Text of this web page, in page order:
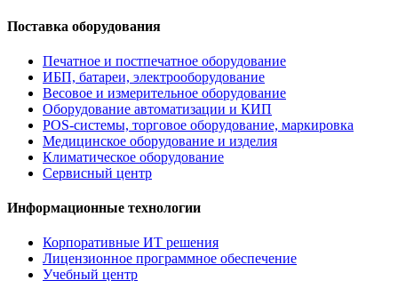
Поставка оборудования
Печатное и постпечатное оборудование
ИБП, батареи, электрооборудование
Весовое и измерительное оборудование
Оборудование автоматизации и КИП
POS-системы, торговое оборудование, маркировка
Медицинское оборудование и изделия
Климатическое оборудование
Сервисный центр
Информационные технологии
Корпоративные ИТ решения
Лицензионное программное обеспечение
Учебный центр